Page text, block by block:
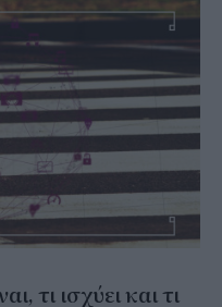
τι ισχύει και τι